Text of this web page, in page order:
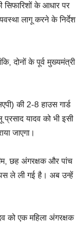
के आधार पर
लागू करने के निर्देश
दोनों के पूर्व मुख्यमंत्री
की 2-8 हाउस गार्ड
यादव को भी इसी
जाएगा।
छह अंगरक्षक और पांच
ले ली गई है। अब उन्हें
को एक महिला अंगरक्षक